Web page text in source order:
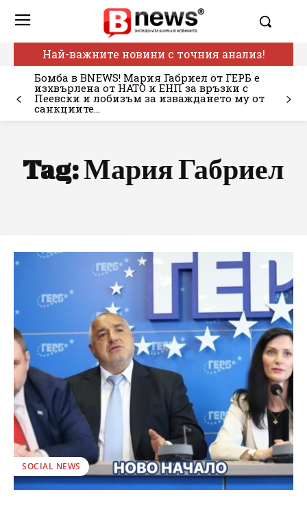
Най-важните новини с точния анализ!
Бомба в BNEWS! Мария Габриел от ГЕРБ е
изхвърлена от НАТО и ЕНП за връзки с
Пеевски и лобизъм за изваждането му от
санкциите...
Tag:Мария Габриел
SOCIAL NEWS